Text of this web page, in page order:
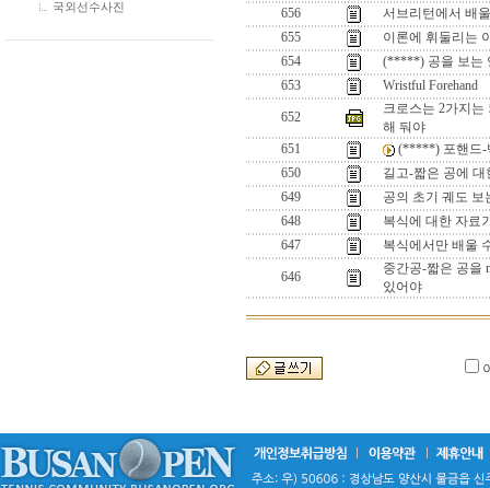
국외선수사진
656
서브리턴에서 배
655
이론에 휘둘리는
654
(*****) 공을 보는
653
Wristful Forehand
652
크로스는 2가지는
해 둬야
651
(*****) 포핸드-
650
길고-짧은 공에
649
공의 초기 궤도 보
648
복식에 대한 자료
647
복식에서만 배울
646
중간공-짧은 공을
있어야